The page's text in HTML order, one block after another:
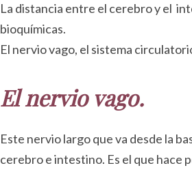
La distancia entre el cerebro y el
bioquímicas.
El nervio vago, el sistema
El nervio vago.
Este nervio largo que va desde la
cerebro e intestino. Es el que hace